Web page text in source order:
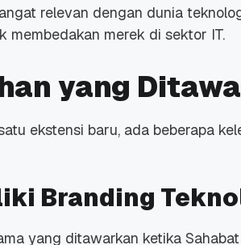
relevan dengan dunia
membedakan merek di sektor IT.
yang
ekstensi baru, ada beberapa
Branding
yang ditawarkan ketika